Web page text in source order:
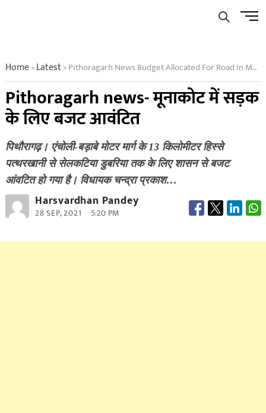
Menu
Home»Latest»Pithoragarh News Budget Allocated For Road In Moonakote
Pithoragarh news- मूनाकोट में सड़क
के लिए बजट आवंटित
पिथौरागढ़। एंचोली-बड़ाबे मोटर मार्ग के 13 किलोमीटर हिस्से
पत्थरखानी से सेलकटिया डुबरिया तक के लिए शासन से बजट
आंवटित हो गया है। विधायक चन्द्रा प्रकाश…
Harsvardhan Pandey
28 SEP, 2021 5:20 PM